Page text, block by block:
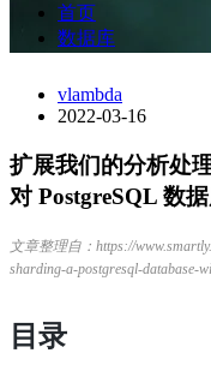
首页
数据库
vlambda
2022-03-16
扩展我们的分析处
对 PostgreSQL 数
文章整理自：https://
sharding-a-postgresql-database-
目录